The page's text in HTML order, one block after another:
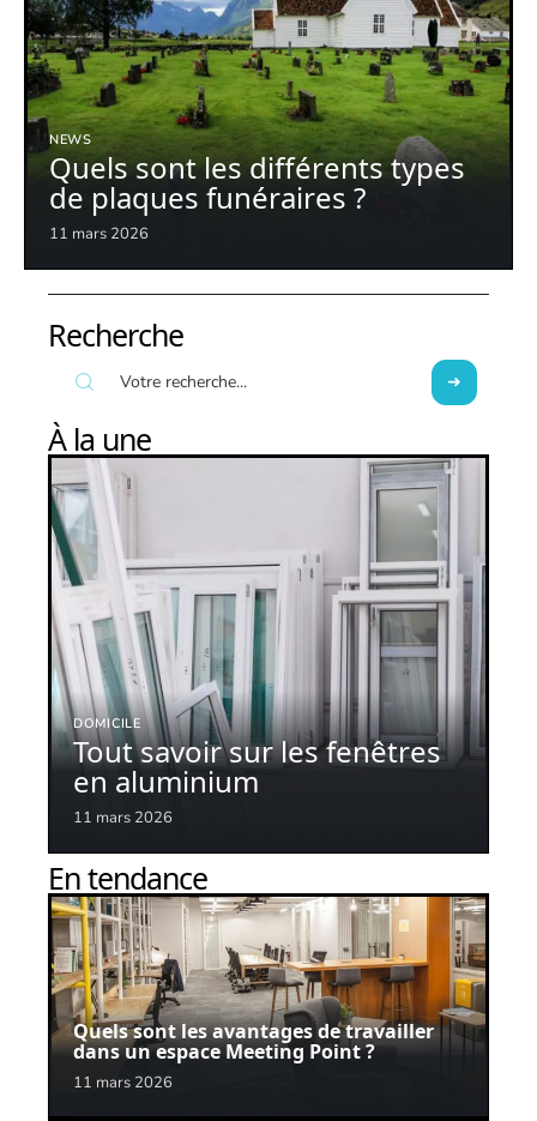
NEWS
Quels sont les différents types
de plaques funéraires ?
11 mars 2026
Recherche
À la une
DOMICILE
Tout savoir sur les fenêtres
en aluminium
11 mars 2026
En tendance
Quels sont les avantages de travailler
dans un espace Meeting Point ?
11 mars 2026